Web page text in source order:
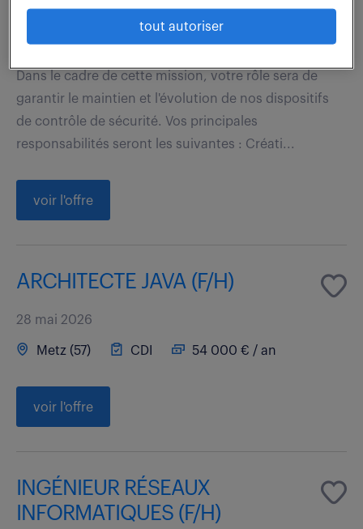
Dans le cadre de cette mission, votre rôle sera de
garantir le maintien et l'évolution de nos dispositifs
de contrôle de sécurité. Vos principales
responsabilités seront les suivantes : Créati...
voir l'offre
ARCHITECTE JAVA (F/H)
28 mai 2026
Metz (57) CDI 54 000 € / an
voir l'offre
INGÉNIEUR RÉSEAUX
INFORMATIQUES (F/H)
tout autoriser